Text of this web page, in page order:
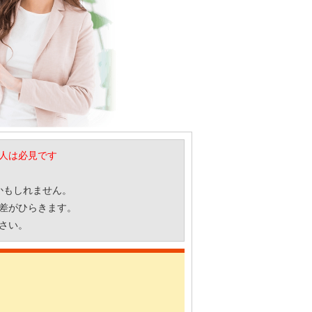
は必見です
しれません。
がひらきます。
い。